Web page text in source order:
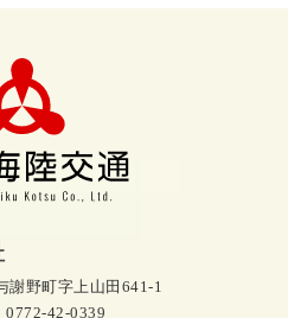
謝野町字上山田641-1
42-0339